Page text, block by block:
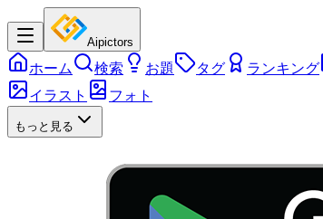
Aipictors
ホーム 検索 お題 タグ ランキング
イラスト
フォト
もっと見る